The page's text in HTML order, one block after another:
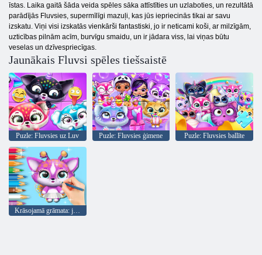
īstas. Laika gaitā šāda veida spēles sāka attīstīties un uzlaboties, un rezultātā
parādījās Fluvsies, supermīlīgi mazuļi, kas jūs iepriecinās tikai ar savu
izskatu. Viņi visi izskatās vienkārši fantastiski, jo ir neticami koši, ar milzīgām,
uzticības pilnām acīm, burvīgu smaidu, un ir jādara viss, lai viņas būtu
veselas un dzīvespriecīgas.
Jaunākais Fluvsi spēles tiešsaistē
Puzle: Fluvsies uz Luv Puzle: Fluvsies ģimene Puzle: Fluvsies ballīte
Krāsojamā grāmata: jaukas fluvsies